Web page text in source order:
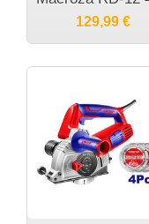
129,99 €